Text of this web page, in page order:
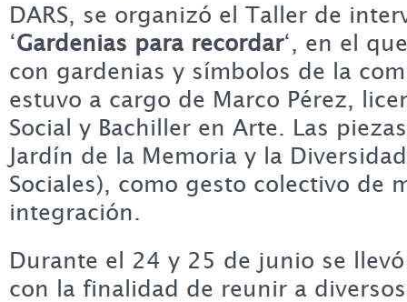
DARS, se organizó el Taller de
‘Gardenias para recordar‘, en el
con gardenias y símbolos de la
estuvo a cargo de Marco Pérez,
Social y Bachiller en Arte. Las
Jardín de la Memoria y la
Sociales), como gesto colectivo de
integración.
Durante el 24 y 25 de junio se llevó
con la finalidad de reunir a